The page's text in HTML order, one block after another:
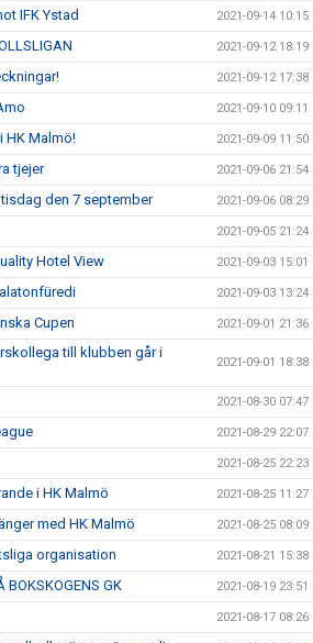
IFK Ystad 2021-09-14 10:15
2021-09-12 18:19
2021-09-12 17:38
2021-09-10 09:11
HK Malmö! 2021-09-09 11:50
tjejer 2021-09-06 21:54
den 7 september 2021-09-06 08:29
2021-09-05 21:24
Hotel View 2021-09-03 15:01
2021-09-03 13:24
Cupen 2021-09-01 21:36
till klubben går i
2021-09-01 18:38
2021-08-30 07:47
2021-08-29 22:07
2021-08-25 22:23
i HK Malmö 2021-08-25 11:27
med HK Malmö 2021-08-25 08:09
organisation 2021-08-21 15:38
BOKSKOGENS GK 2021-08-19 23:51
2021-08-17 08:26